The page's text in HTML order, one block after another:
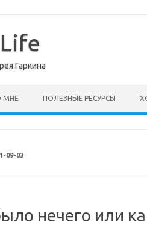
Гаркина
МНЕ ПОЛЕЗНЫЕ РЕСУРСЫ
09-03
нечего или